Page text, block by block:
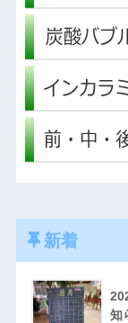
新着
知